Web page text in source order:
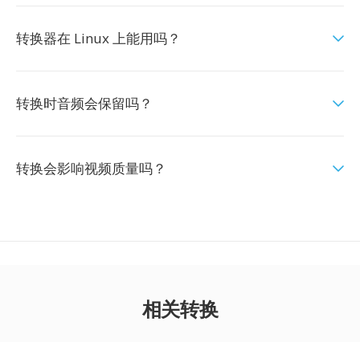
转换器在 Linux 上能用吗？
转换时音频会保留吗？
转换会影响视频质量吗？
相关转换